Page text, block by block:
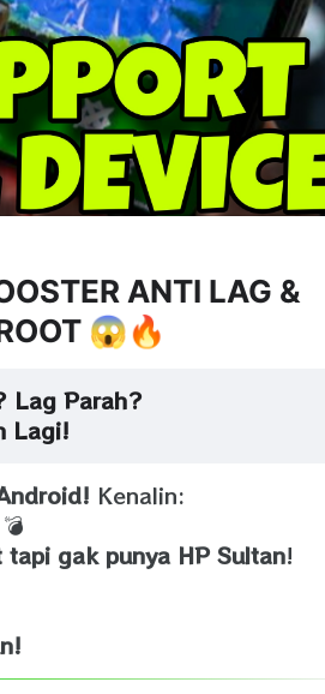
ANTI LAG &
😱🔥
Lag Parah?
Lagi!
Kenalin:
gak punya HP Sultan!